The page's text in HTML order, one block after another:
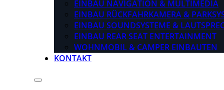
EINBAU NAVIGATION & MULTIMEDIA
EINBAU RÜCKFAHRKAMERA &
EINBAU SOUNDSYSTEME &
EINBAU REAR SEAT ENTERTAINMENT
WOHNMOBIL & CAMPER EINBAUTEN
KONTAKT